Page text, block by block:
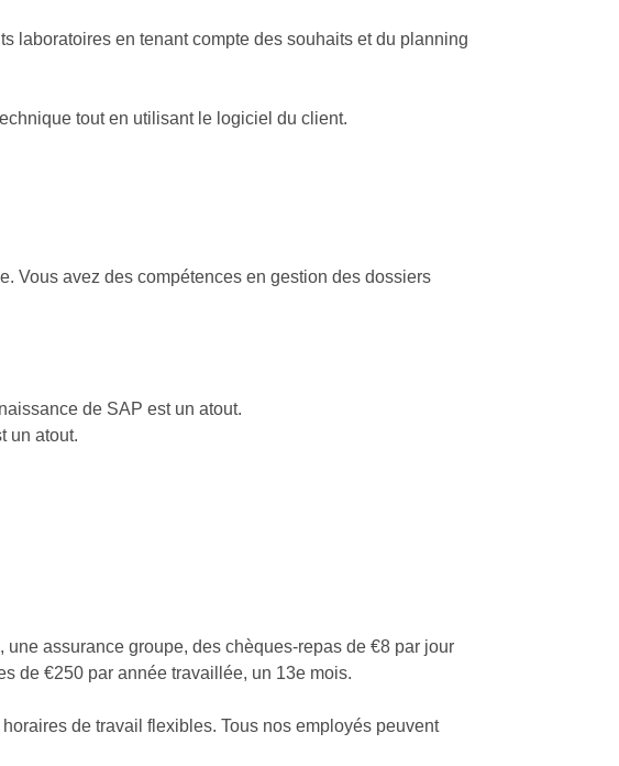
laboratoires en tenant compte des souhaits et du planning
tout en utilisant le logiciel du client.
Vous avez des compétences en gestion des dossiers
de SAP est un atout.
un atout.
assurance groupe, des chèques-repas de €8 par jour
de €250 par année travaillée, un 13e mois.
de travail flexibles. Tous nos employés peuvent